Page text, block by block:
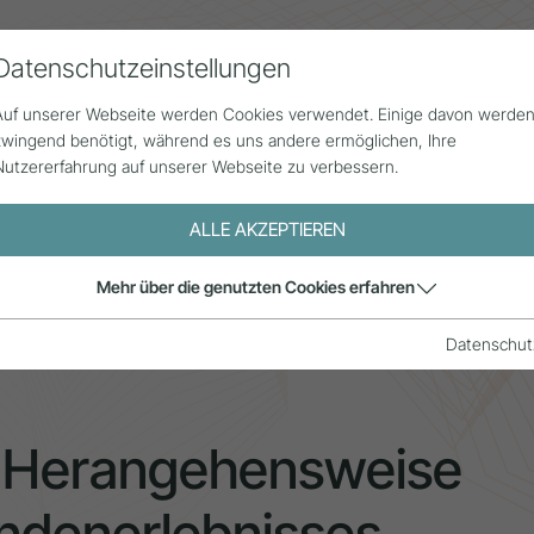
Alle Beiträge Statistik
Eine gestalterische Herangehensweise zur Analyse des
unserer Webseite werden Cookies verwendet. Einige davon werden
benötigt, während es uns andere ermöglichen, Ihre
auf unserer Webseite zu verbessern.
ALLE AKZEPTIEREN
Mehr über die genutzten Cookies erfahren